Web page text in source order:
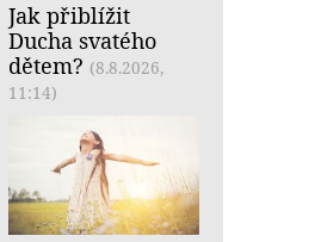
Jak přiblížit
Ducha svatého
dětem? (8.8.2026,
11:14)